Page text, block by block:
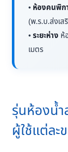
• ห้องคนพิก
(พ.ร.บ.ส่งเ
•ระยะห่าง ห้
เมตร
รุ่นห้องน้ำ
ผู้ใช้แต่ละ